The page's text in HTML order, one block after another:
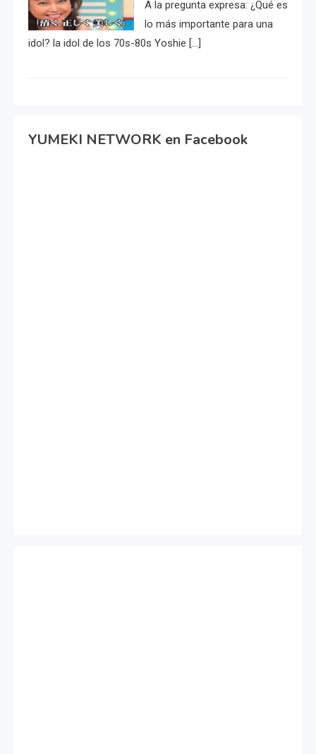
A la pregunta expresa: ¿Qué es
lo más importante para una
idol? la idol de los 70s-80s Yoshie […]
YUMEKI NETWORK en Facebook